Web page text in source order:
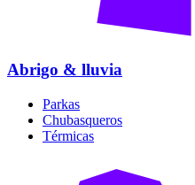
Abrigo & lluvia
Parkas
Chubasqueros
Térmicas